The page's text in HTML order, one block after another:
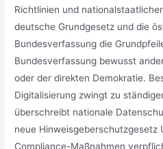
Richtlinien und
deutsche Grundgesetz und die
Bundesverfassung die
Bundesverfassung bewusst
oder der direkten Demokratie.
Digitalisierung zwingt zu
überschreibt nationale
neue Hinweisgeberschutzgesetz
Compliance-Maßnahmen